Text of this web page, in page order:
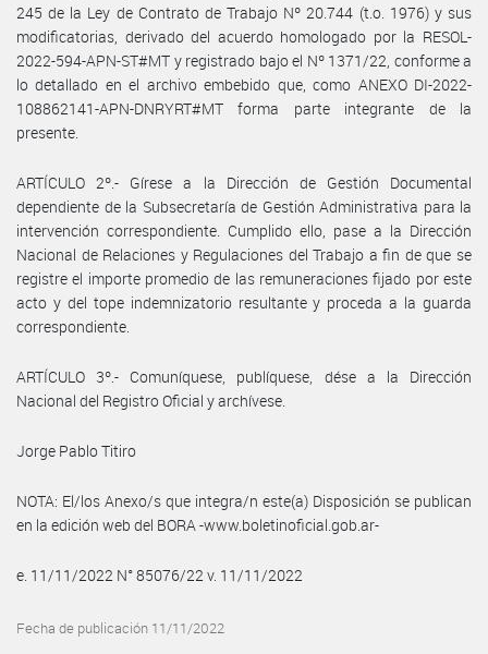
245 de la Ley de Contrato de Trabajo Nº 20.744 (t.o. 1976) y sus
modificatorias, derivado del acuerdo homologado por la RESOL-
2022-594-APN-ST#MT y registrado bajo el Nº 1371/22, conforme a
lo detallado en el archivo embebido que, como ANEXO DI-2022-
108862141-APN-DNRYRT#MT forma parte integrante de la
presente.
ARTÍCULO 2º.- Gírese a la Dirección de Gestión Documental
dependiente de la Subsecretaría de Gestión Administrativa para la
intervención correspondiente. Cumplido ello, pase a la Dirección
Nacional de Relaciones y Regulaciones del Trabajo a fin de que se
registre el importe promedio de las remuneraciones fijado por este
acto y del tope indemnizatorio resultante y proceda a la guarda
correspondiente.
ARTÍCULO 3º.- Comuníquese, publíquese, dése a la Dirección
Nacional del Registro Oficial y archívese.
Jorge Pablo Titiro
NOTA: El/los Anexo/s que integra/n este(a) Disposición se publican
en la edición web del BORA -www.boletinoficial.gob.ar-
e. 11/11/2022 N° 85076/22 v. 11/11/2022
Fecha de publicación 11/11/2022